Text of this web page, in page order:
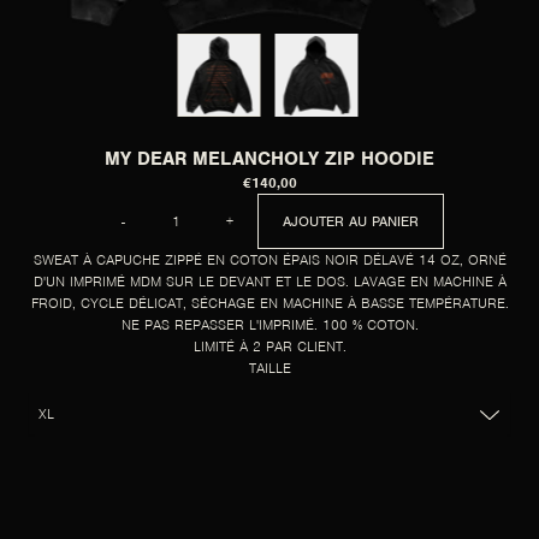
MY DEAR MELANCHOLY ZIP HOODIE
€140,00
-
+
AJOUTER AU PANIER
SWEAT À CAPUCHE ZIPPÉ EN COTON ÉPAIS NOIR DÉLAVÉ 14 OZ, ORNÉ
D'UN IMPRIMÉ MDM SUR LE DEVANT ET LE DOS. LAVAGE EN MACHINE À
FROID, CYCLE DÉLICAT, SÉCHAGE EN MACHINE À BASSE TEMPÉRATURE.
NE PAS REPASSER L'IMPRIMÉ. 100 % COTON.
LIMITÉ À 2 PAR CLIENT.
TAILLE